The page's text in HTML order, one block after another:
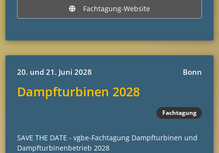
Fachtagung-Website
20. und 21. Juni 2028 Bonn
Dampfturbinen 2028
Fachtagung
SAVE THE DATE - vgbe-Fachtagung Dampfturbinen und
Dampfturbinenbetrieb 2028